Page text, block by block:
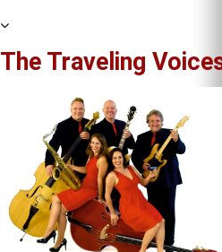
The Traveling